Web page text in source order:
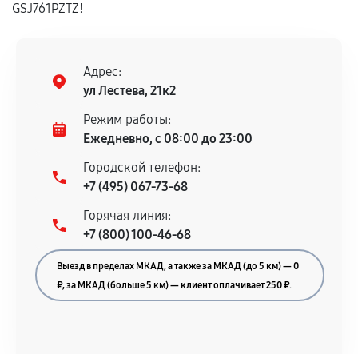
GSJ761PZTZ!
Адрес:
ул Лестева, 21к2
Режим работы:
Ежедневно, с 08:00 до 23:00
Городской телефон:
+7 (495) 067-73-68
Горячая линия:
+7 (800) 100-46-68
Выезд в пределах МКАД, а также за МКАД (до 5 км) — 0
₽, за МКАД (больше 5 км) — клиент оплачивает 250 ₽.